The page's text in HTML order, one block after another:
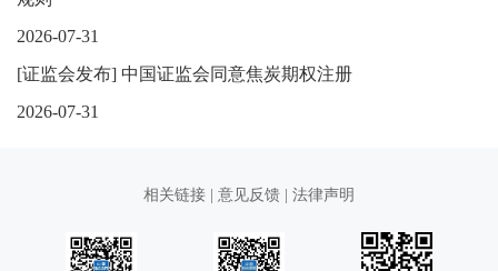
2026-07-31
[证监会发布] 中国证监会同意焦炭期权注册
2026-07-31
相关链接 意见反馈 法律声明